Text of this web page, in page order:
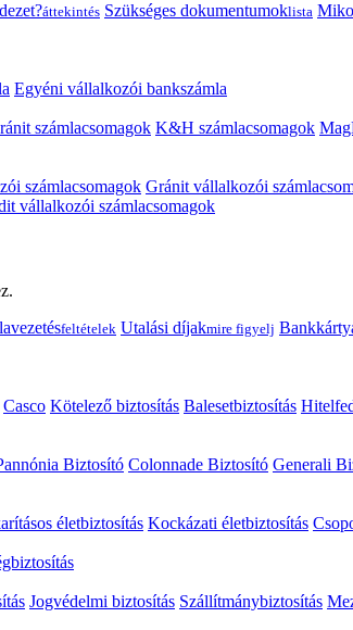
áttekintés Szükséges dokumentumoklista
Egyéni vállalkozói bankszámla
számlacsomagok K&H számlacsomagok
számlacsomagok Gránit vállalkozói
vállalkozói számlacsomagok
feltételek Utalási díjakmire figyelj
Casco Kötelező biztosítás Balesetbiztosítás
Biztosító Colonnade Biztosító Generali
életbiztosítás Kockázati életbiztosítás
Jogvédelmi biztosítás Szállítmánybiztosítás